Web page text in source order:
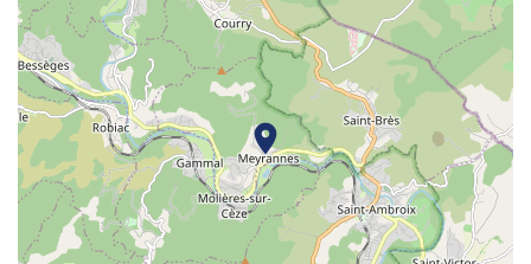
location_on